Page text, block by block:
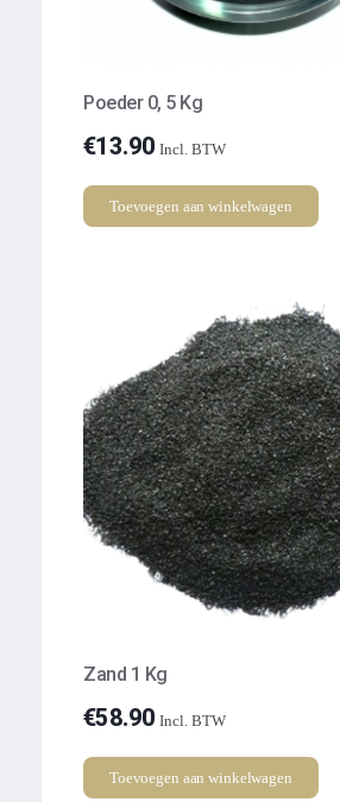
Poeder 0, 5 Kg
€13.90 Incl. BTW
Toevoegen aan winkelwagen
Zand 1 Kg
€58.90 Incl. BTW
Toevoegen aan winkelwagen